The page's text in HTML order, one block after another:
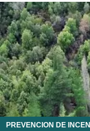
PREVENCIÓN DE